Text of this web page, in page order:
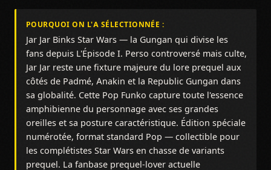
POURQUOI ON L'A SÉLECTIONNÉE :
Jar Jar Binks Star Wars — la Gungan qui divise les
fans depuis L'Épisode I. Perso controversé mais culte,
Jar Jar reste une fixture majeure du lore prequel aux
côtés de Padmé, Anakin et la Republic Gungan dans
sa globalité. Cette Pop Funko capture toute l'essence
amphibienne du personnage avec ses grandes
oreilles et sa posture caractéristique. Édition spéciale
numérotée, format standard Pop — collectible pour
les complétistes Star Wars en chasse de variants
prequel. La fanbase prequel-lover actuelle